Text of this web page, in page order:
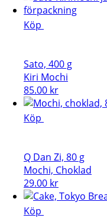
Köp
Sato, 400 g
Kiri Mochi
85.00 kr
Köp
Q Dan Zi, 80 g
Mochi, Choklad
29.00 kr
Köp